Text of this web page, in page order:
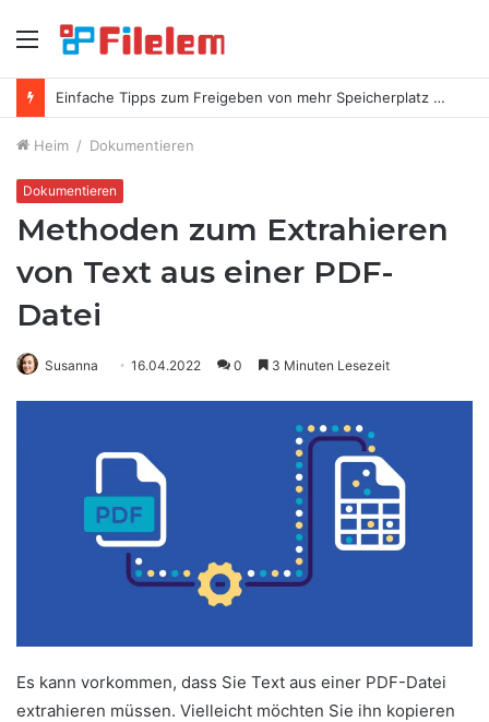
Speisekarte
Einfache Tipps zum Freigeben von mehr Speicherplatz auf Ihrem Mac
Heim / Dokumentieren
Dokumentieren
Methoden zum Extrahieren
von Text aus einer PDF-
Datei
Susanna 16.04.2022 0 3 Minuten Lesezeit
Es kann vorkommen, dass Sie Text aus einer PDF-Datei
extrahieren müssen. Vielleicht möchten Sie ihn kopieren